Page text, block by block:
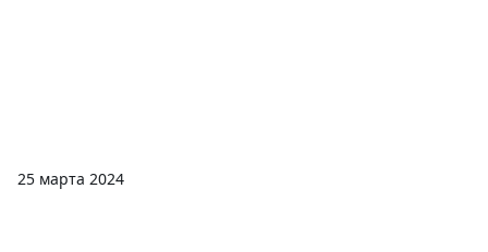
25 марта 2024